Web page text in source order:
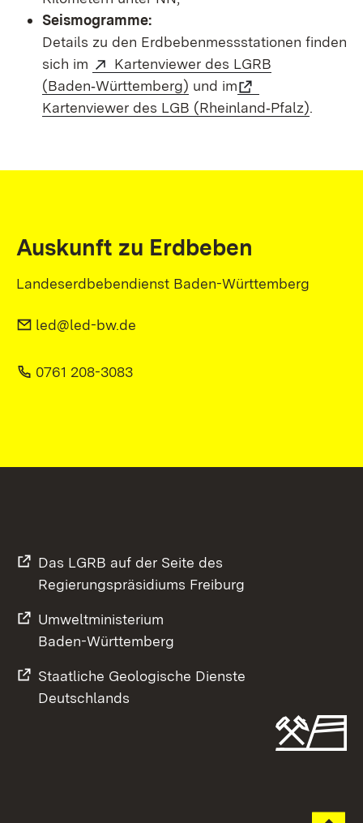
Seismogramme:
Details zu den Erdbebenmessstationen finden
sich im
Kartenviewer des LGRB
(Baden‑Württemberg) und im
Kartenviewer des LGB (Rheinland‑Pfalz).
Auskunft zu Erdbeben
Landeserdbebendienst Baden-Württemberg
led@led-bw.de
0761 208-3083
Das LGRB auf der Seite des
Regierungspräsidiums Freiburg
Umweltministerium
Baden-Württemberg
Staatliche Geologische Dienste
Deutschlands